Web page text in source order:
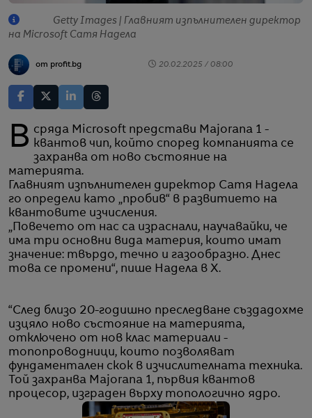
Getty Images | Главният изпълнителен директор
на Microsoft Сатя Надела
от profit.bg 20.02.2025 / 08:00
В сряда Microsoft представи Majorana 1 - квантов чип, който според компанията се
захранва от ново състояние на
материята.
Главният изпълнителен директор Сатя Надела
го определи като „пробив“ в развитието на
квантовите изчисления.
„Повечето от нас са израснали, научавайки, че
има три основни вида материя, които имат
значение: твърдо, течно и газообразно. Днес
това се промени“, пише Надела в X.
“След близо 20-годишно преследване създадохме
изцяло ново състояние на материята,
отключено от нов клас материали -
топопроводници, които позволяват
фундаментален скок в изчислителната техника.
Той захранва Majorana 1, първия квантов
процесор, изграден върху топологично ядро.